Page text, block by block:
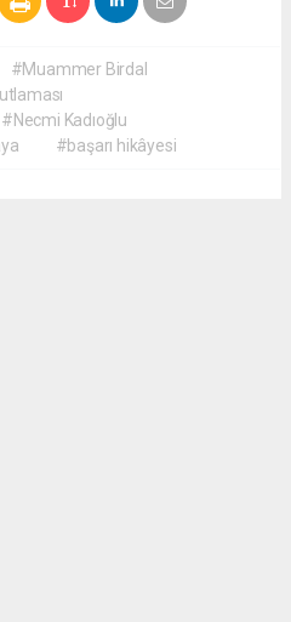
#Muammer Birdal
#Necmi Kadıoğlu
#başarı hikâyesi